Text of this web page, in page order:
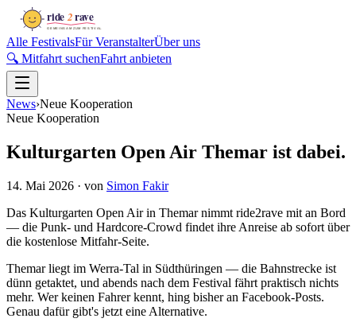
Alle FestivalsFür VeranstalterÜber uns
🔍 Mitfahrt suchenFahrt anbieten
News›Neue Kooperation
Neue Kooperation
Kulturgarten Open Air Themar ist dabei.
14. Mai 2026 · von Simon Fakir
Das Kulturgarten Open Air in Themar nimmt ride2rave mit an Bord
— die Punk- und Hardcore-Crowd findet ihre Anreise ab sofort über
die kostenlose Mitfahr-Seite.
Themar liegt im Werra-Tal in Südthüringen — die Bahnstrecke ist
dünn getaktet, und abends nach dem Festival fährt praktisch nichts
mehr. Wer keinen Fahrer kennt, hing bisher an Facebook-Posts.
Genau dafür gibt's jetzt eine Alternative.